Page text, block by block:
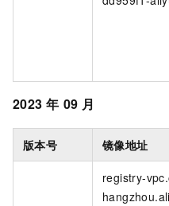
2023 年 09 月
版本号 镜像地址
registry-